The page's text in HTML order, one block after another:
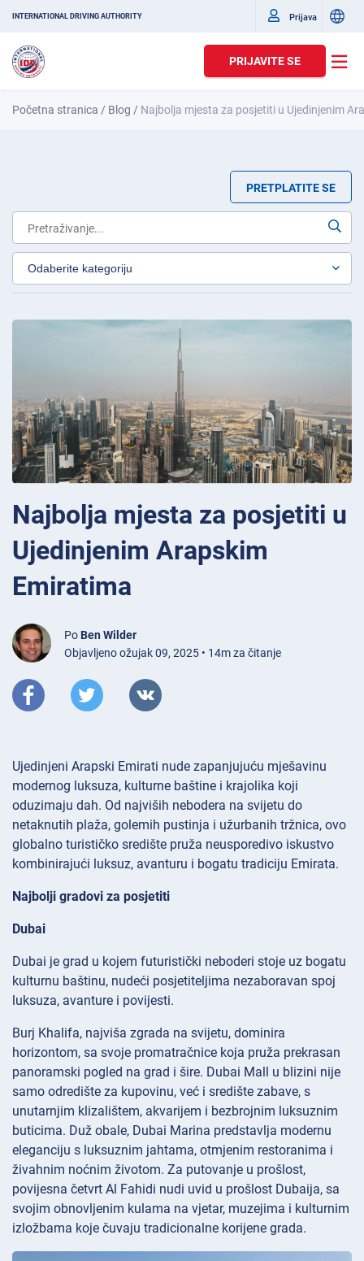
INTERNATIONAL DRIVING AUTHORITY Prijava
PRIJAVITE SE
Početna stranica / Blog / Najbolja mjesta za posjetiti u Ujedinjenim
PRETPLATITE SE
Najbolja mjesta za posjetiti u
Ujedinjenim Arapskim
Emiratima
Po Ben Wilder
Objavljeno ožujak 09, 2025 • 14m za čitanje
Ujedinjeni Arapski Emirati nude zapanjujuću mješavinu
modernog luksuza, kulturne baštine i krajolika koji
oduzimaju dah. Od najviših nebodera na svijetu do
netaknutih plaža, golemih pustinja i užurbanih tržnica, ovo
globalno turističko središte pruža neusporedivo iskustvo
kombinirajući luksuz, avanturu i bogatu tradiciju Emirata.
Najbolji gradovi za posjetiti
Dubai
Dubai je grad u kojem futuristički neboderi stoje uz bogatu
kulturnu baštinu, nudeći posjetiteljima nezaboravan spoj
luksuza, avanture i povijesti.
Burj Khalifa, najviša zgrada na svijetu, dominira
horizontom, sa svoje promatračnice koja pruža prekrasan
panoramski pogled na grad i šire. Dubai Mall u blizini nije
samo odredište za kupovinu, već i središte zabave, s
unutarnjim klizalištem, akvarijem i bezbrojnim luksuznim
buticima. Duž obale, Dubai Marina predstavlja modernu
eleganciju s luksuznim jahtama, otmjenim restoranima i
živahnim noćnim životom. Za putovanje u prošlost,
povijesna četvrt Al Fahidi nudi uvid u prošlost Dubaija, sa
svojim obnovljenim kulama na vjetar, muzejima i kulturnim
izložbama koje čuvaju tradicionalne korijene grada.